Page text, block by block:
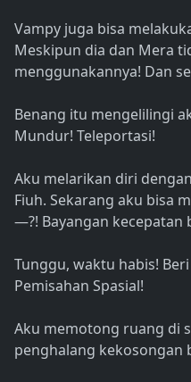
Vampy juga bisa
Meskipun dia dan Mera
menggunakannya! Dan
Benang itu mengelilingi
Mundur! Teleportasi!
Aku melarikan diri
Fiuh. Sekarang aku bisa
—?! Bayangan kecepatan
Tunggu, waktu habis!
Pemisahan Spasial!
Aku memotong ruang di
penghalang kekosongan